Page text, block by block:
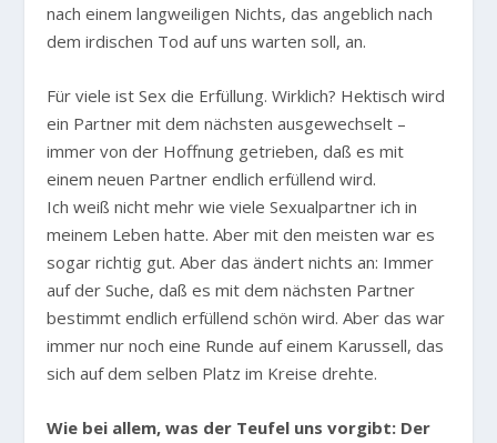
nach einem langweiligen Nichts, das angeblich nach
dem irdischen Tod auf uns warten soll, an.
Für viele ist Sex die Erfüllung. Wirklich? Hektisch wird
ein Partner mit dem nächsten ausgewechselt –
immer von der Hoffnung getrieben, daß es mit
einem neuen Partner endlich erfüllend wird.
Ich weiß nicht mehr wie viele Sexualpartner ich in
meinem Leben hatte. Aber mit den meisten war es
sogar richtig gut. Aber das ändert nichts an: Immer
auf der Suche, daß es mit dem nächsten Partner
bestimmt endlich erfüllend schön wird. Aber das war
immer nur noch eine Runde auf einem Karussell, das
sich auf dem selben Platz im Kreise drehte.
Wie bei allem, was der Teufel uns vorgibt: Der